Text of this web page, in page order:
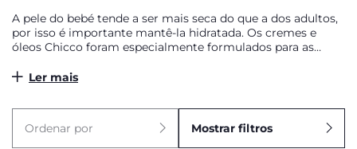
A pele do bebé tende a ser mais seca do que a dos adultos,
por isso é importante mantê-la hidratada. Os cremes e
óleos Chicco foram especialmente formulados para as
testados em peles sensíveis.
Ler mais
Ordenar por Mostrar filtros